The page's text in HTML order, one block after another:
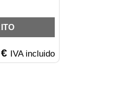
€Rango
IVA incluido